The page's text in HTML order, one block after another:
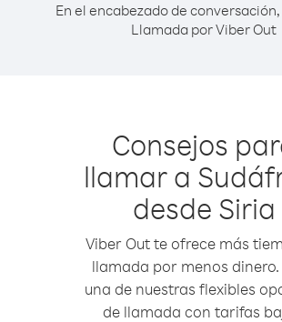
En el encabezado de
Llamada por Viber Out
Consejos
llamar a
desde Siria
Viber Out te ofrece más
llamada por menos dinero.
una de nuestras flexibles
de llamada con tarifas